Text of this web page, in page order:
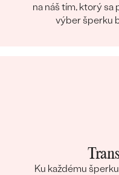
na náš tím, ktorý sa
výber šperku
Ku každému